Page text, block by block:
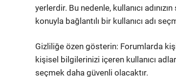
yerlerdir. Bu nedenle, kullanıcı
konuyla bağlantılı bir kullanıcı adı
Gizliliğe özen gösterin: Forumlarda
kişisel bilgilerinizi içeren kullanıcı
seçmek daha güvenli olacaktır.